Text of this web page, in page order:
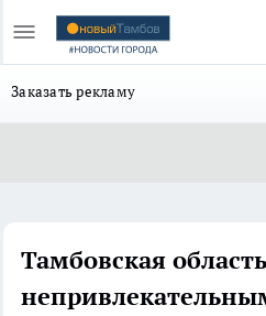
Заказать рекламу
Тамбовская